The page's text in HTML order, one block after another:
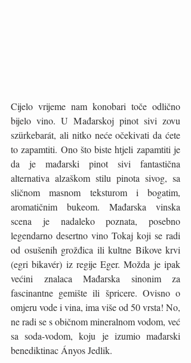
Cijelo vrijeme nam konobari toče odlično
bijelo vino. U Mađarskoj pinot sivi zovu
szürkebarát, ali nitko neće očekivati da ćete
to zapamtiti. Ono što biste htjeli zapamtiti je
da je mađarski pinot sivi fantastična
alternativa alzaškom stilu pinota sivog, sa
sličnom masnom teksturom i bogatim,
aromatičnim bukeom. Mađarska vinska
scena je nadaleko poznata, posebno
legendarno desertno vino Tokaj koji se radi
od osušenih grožđica ili kultne Bikove krvi
(egri bikavér) iz regije Eger. Možda je ipak
većini znalaca Mađarska sinonim za
fascinantne gemište ili špricere. Ovisno o
omjeru vode i vina, ima više od 50 vrsta! No,
ne radi se s običnom mineralnom vodom, već
sa soda-vodom, koju je izumio mađarski
benediktinac Ányos Jedlik.